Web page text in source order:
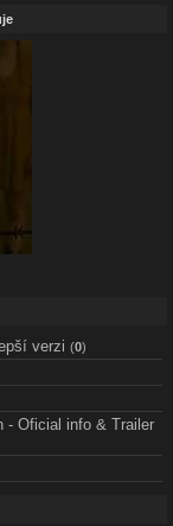
verzi (0)
- Oficial info & Trailer